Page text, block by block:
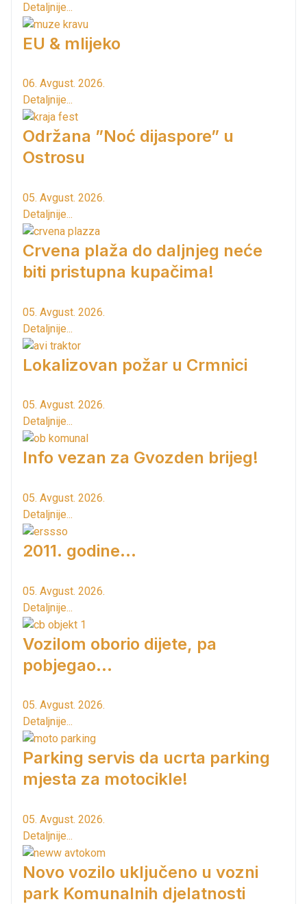
Detaljnije...
EU & mlijeko
06. Avgust. 2026.
Detaljnije...
Održana ”Noć dijaspore” u
Ostrosu
05. Avgust. 2026.
Detaljnije...
Crvena plaža do daljnjeg neće
biti pristupna kupačima!
05. Avgust. 2026.
Detaljnije...
Lokalizovan požar u Crmnici
05. Avgust. 2026.
Detaljnije...
Info vezan za Gvozden brijeg!
05. Avgust. 2026.
Detaljnije...
2011. godine...
05. Avgust. 2026.
Detaljnije...
Vozilom oborio dijete, pa
pobjegao...
05. Avgust. 2026.
Detaljnije...
Parking servis da ucrta parking
mjesta za motocikle!
05. Avgust. 2026.
Detaljnije...
Novo vozilo uključeno u vozni
park Komunalnih djelatnosti